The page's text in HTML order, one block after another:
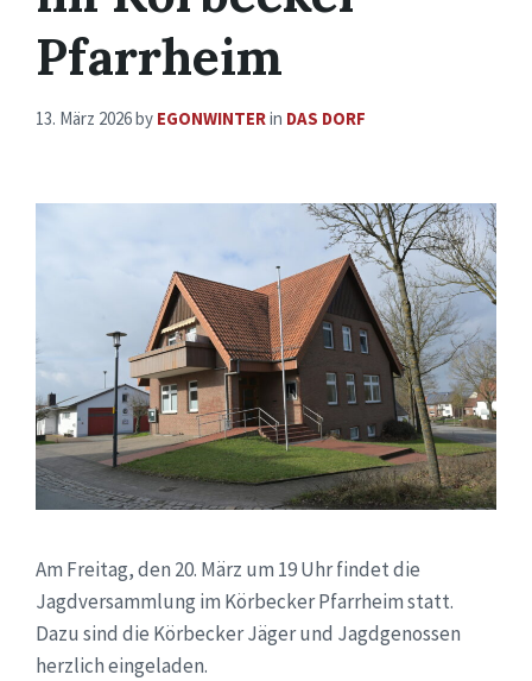
Pfarrheim
13. März 2026by EGONWINTERin DAS DORF
Am Freitag, den 20. März um 19 Uhr findet die
Jagdversammlung im Körbecker Pfarrheim statt.
Dazu sind die Körbecker Jäger und Jagdgenossen
herzlich eingeladen.